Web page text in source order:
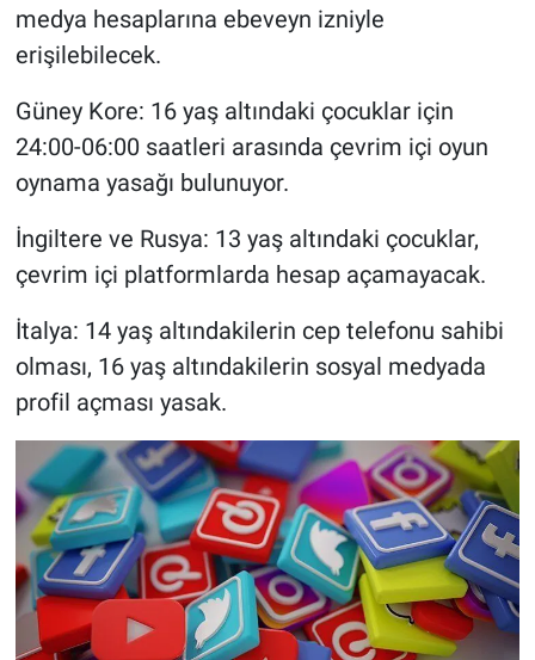
medya hesaplarına ebeveyn izniyle
erişilebilecek.
Güney Kore: 16 yaş altındaki çocuklar için
24:00-06:00 saatleri arasında çevrim içi oyun
oynama yasağı bulunuyor.
İngiltere ve Rusya: 13 yaş altındaki çocuklar,
çevrim içi platformlarda hesap açamayacak.
İtalya: 14 yaş altındakilerin cep telefonu sahibi
olması, 16 yaş altındakilerin sosyal medyada
profil açması yasak.